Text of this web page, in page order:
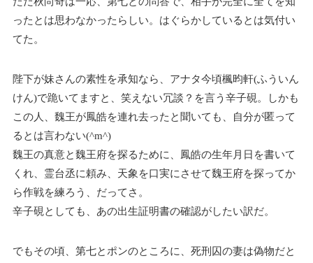
ったとは思わなかったらしい。はぐらかしているとは気付い
てた。
陛下が妹さんの素性を承知なら、アナタ今頃楓昀軒(ふういん
けん)で跪いてますと、笑えない冗談？を言う辛子硯。しかも
この人、魏王が鳳皓を連れ去ったと聞いても、自分が匿って
るとは言わない(^m^)
魏王の真意と魏王府を探るために、鳳皓の生年月日を書いて
くれ、霊台丞に頼み、天象を口実にさせて魏王府を探ってか
ら作戦を練ろう、だってさ。
辛子硯としても、あの出生証明書の確認がしたい訳だ。
でもその頃、第七とポンのところに、死刑囚の妻は偽物だと